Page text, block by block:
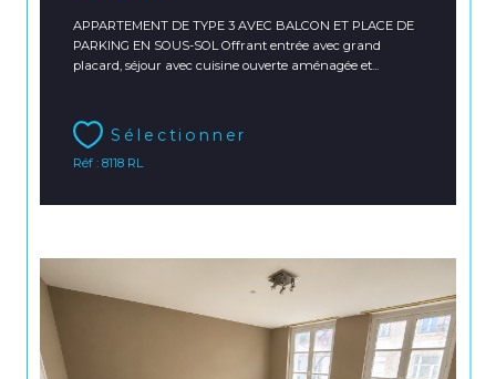
APPARTEMENT DE TYPE 3 AVEC BALCON ET PLACE DE
PARKING EN SOUS-SOL Offrant entrée avec grand
placard, séjour avec cuisine ouverte aménagée et...
Sélectionner
Réf : 8118 RL